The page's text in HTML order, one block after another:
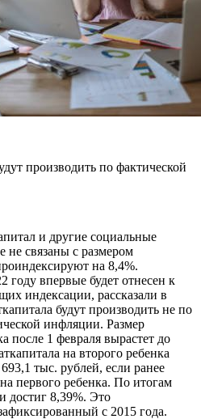
производить по фактической
и другие социальные
не связаны с размером
на 8,4%.
году впервые будет отнесен к
индексации, рассказали в
будут производить не по
инфляции. Размер
после 1 февраля вырастет до
на второго ребенка
тыс. рублей, если ранее
первого ребенка. По итогам
достиг 8,39%. Это
с 2015 года.